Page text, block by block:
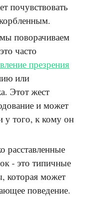
почувствовать
поворачиваем
часто
презрения
или
Этот жест
и может
у того, к кому он
расставленные
- это типичные
которая может
поведение.